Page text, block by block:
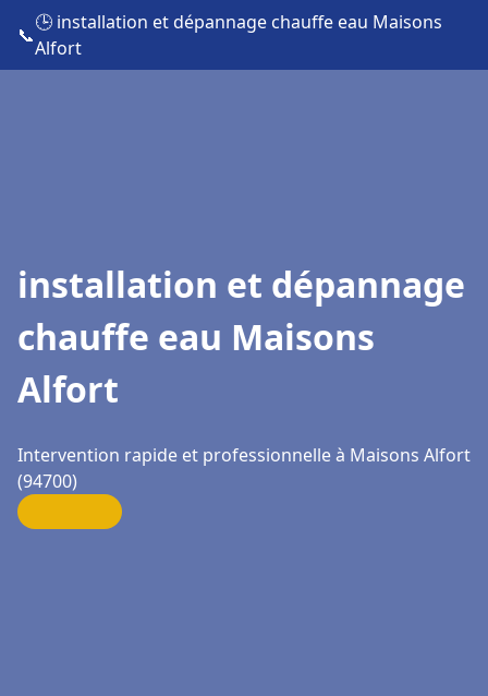
📞
🕒 installation et dépannage chauffe eau Maisons
Alfort
installation et dépannage
chauffe eau Maisons
Alfort
Intervention rapide et professionnelle à Maisons Alfort
(94700)